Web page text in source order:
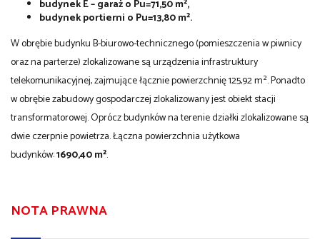
budynek E – garaż o Pu=71,50 m²,
budynek portierni o Pu=13,80 m².
W obrębie budynku B-biurowo-technicznego (pomieszczenia w piwnicy
oraz na parterze) zlokalizowane są urządzenia infrastruktury
telekomunikacyjnej, zajmujące łącznie powierzchnię 125,92 m². Ponadto
w obrębie zabudowy gospodarczej zlokalizowany jest obiekt stacji
transformatorowej. Oprócz budynków na terenie działki zlokalizowane są
dwie czerpnie powietrza. Łączna powierzchnia użytkowa
budynków:1690,40 m².
NOTA PRAWNA